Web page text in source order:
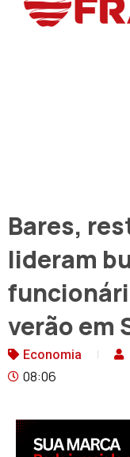
Bares,
lideram
verão em
Economia
08:06